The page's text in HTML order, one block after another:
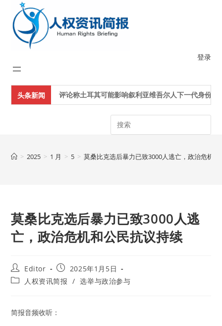
content
登录
头条新闻 评论称土耳其可能影响叙利亚维吾尔人下一代身份认同
Search
> 2025 > 1 月 > 5 > 莫桑比克选后暴力已致3000人逃亡，政治危机
莫桑比克选后暴力已致3000人逃
亡，政治危机和公民抗议持续
Post
author:
Editor
Post
published:
2025年1月5日
Post 人权资讯简报 / 选举与政治参与
简报音频收听：